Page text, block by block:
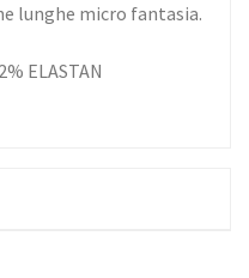
lunghe micro fantasia.
ELASTAN